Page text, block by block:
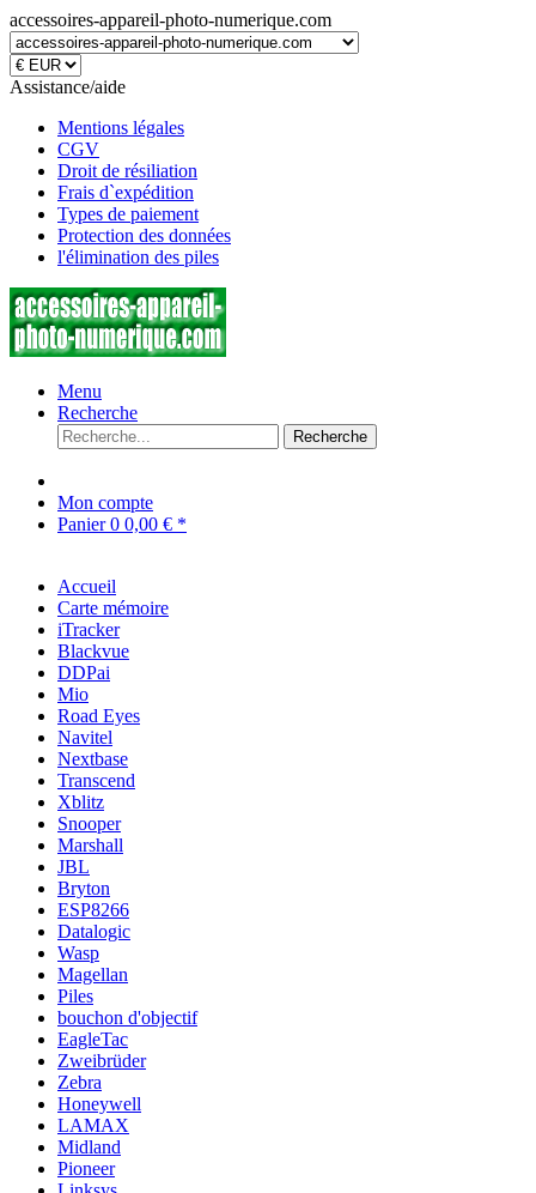
accessoires-appareil-photo-numerique.com
Assistance/aide
Mentions légales
CGV
Droit de résiliation
Frais d`expédition
Types de paiement
Protection des données
l'élimination des piles
Menu
Recherche
Recherche
Mon compte
Panier0 0,00 € *
Accueil
Carte mémoire
iTracker
Blackvue
DDPai
Mio
Road Eyes
Navitel
Nextbase
Transcend
Xblitz
Snooper
Marshall
JBL
Bryton
ESP8266
Datalogic
Wasp
Magellan
Piles
bouchon d'objectif
EagleTac
Zweibrüder
Zebra
Honeywell
LAMAX
Midland
Pioneer